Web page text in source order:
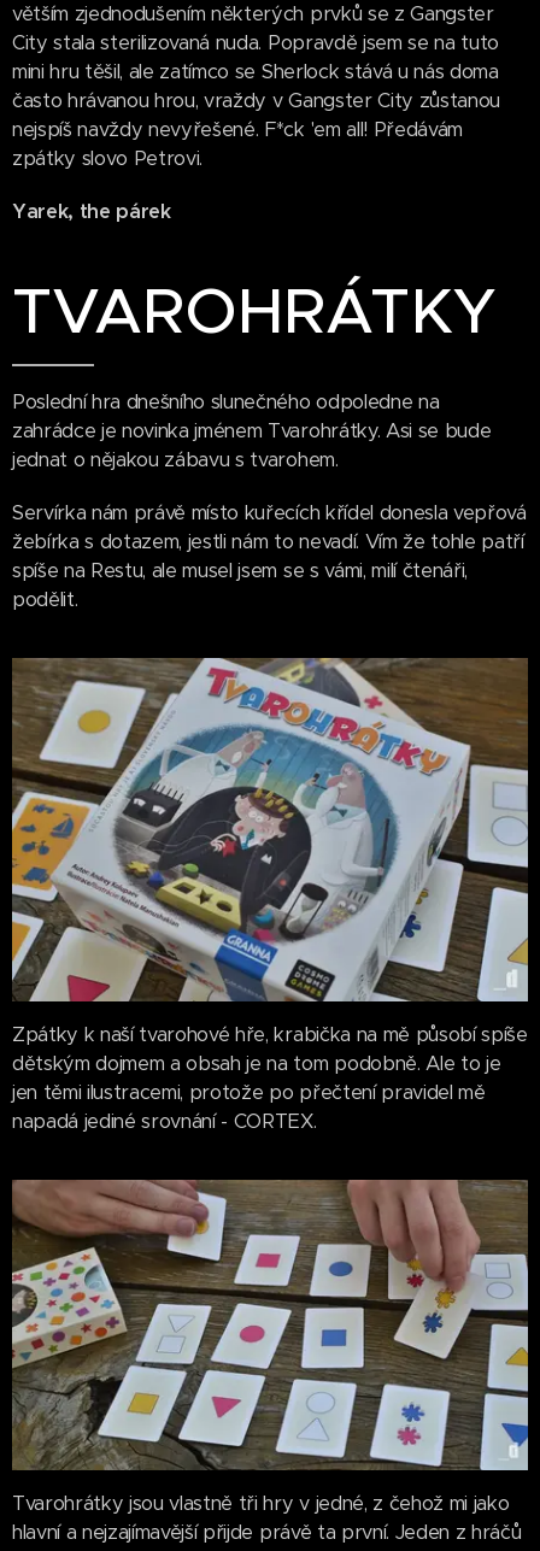
větším zjednodušením některých prvků se z Gangster
City stala sterilizovaná nuda. Popravdě jsem se na tuto
mini hru těšil, ale zatímco se Sherlock stává u nás doma
často hrávanou hrou, vraždy v Gangster City zůstanou
nejspíš navždy nevyřešené. F*ck 'em all! Předávám
zpátky slovo Petrovi.
Yarek, the párek
TVAROHRÁTKY
Poslední hra dnešního slunečného odpoledne na
zahrádce je novinka jménem Tvarohrátky. Asi se bude
jednat o nějakou zábavu s tvarohem.
Servírka nám právě místo kuřecích křídel donesla vepřová
žebírka s dotazem, jestli nám to nevadí. Vím že tohle patří
spíše na Restu, ale musel jsem se s vámi, milí čtenáři,
podělit.
Zpátky k naší tvarohové hře, krabička na mě působí spíše
dětským dojmem a obsah je na tom podobně. Ale to je
jen těmi ilustracemi, protože po přečtení pravidel mě
napadá jediné srovnání - CORTEX.
Tvarohrátky jsou vlastně tři hry v jedné, z čehož mi jako
hlavní a nejzajímavější přijde právě ta první. Jeden z hráčů